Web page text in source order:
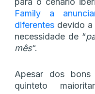
Family a
diferentes devido
necessidade de “
mês“.
Apesar dos
quinteto